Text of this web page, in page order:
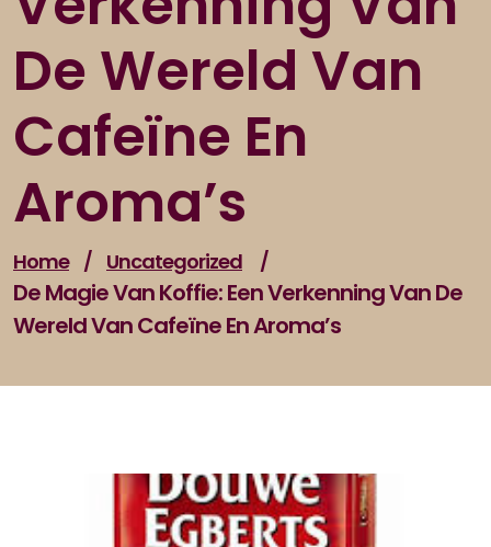
De Wereld Van
Cafeïne En
Aroma’s
Home / Uncategorized /
De Magie Van Koffie: Een Verkenning Van De
Wereld Van Cafeïne En Aroma’s